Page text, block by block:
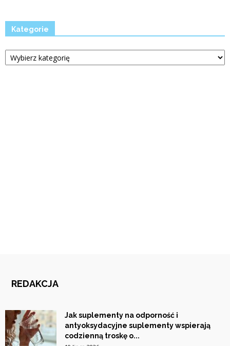
Kategorie
Kategorie
REDAKCJA
Jak suplementy na odporność i
antyoksydacyjne suplementy wspierają
codzienną troskę o...